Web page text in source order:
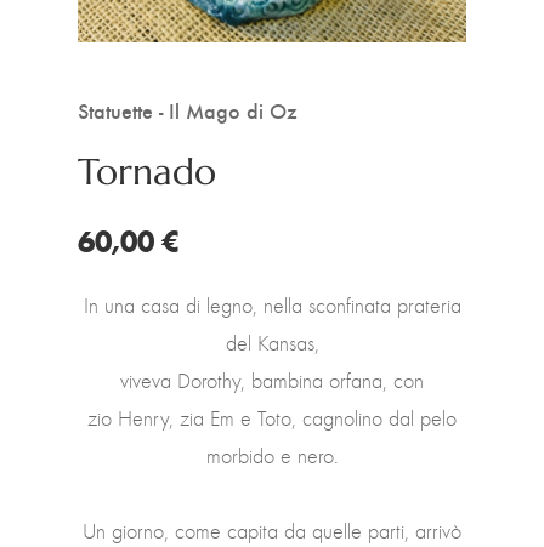
Statuette - Il Mago di Oz
Tornado
60,00 €
In una casa di legno, nella sconfinata prateria
del Kansas,
viveva Dorothy, bambina orfana, con
zio Henry, zia Em e Toto, cagnolino dal pelo
morbido e nero.
Un giorno, come capita da quelle parti, arrivò